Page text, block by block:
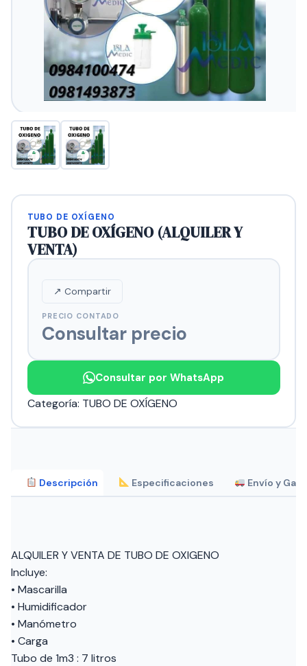
TUBO DE OXÍGENO
TUBO DE OXÍGENO (ALQUILER Y
VENTA)
↗ Compartir
PRECIO CONTADO
Consultar precio
Consultar por WhatsApp
Categoría: TUBO DE OXÍGENO
Descripción Especificaciones Envío y
ALQUILER Y VENTA DE TUBO DE OXIGENO
Incluye:
• Mascarilla
• Humidificador
• Manómetro
• Carga
Tubo de 1m3 : 7 litros